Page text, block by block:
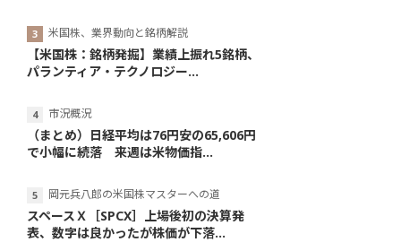
米国株、業界動向と銘柄解説
【米国株：銘柄発掘】業績上振れ5銘柄、
パランティア・テクノロジー...
市況概況
（まとめ）日経平均は76円安の65,606円
で小幅に続落 来週は米物価指...
岡元兵八郎の米国株マスターへの道
スペースＸ［SPCX］上場後初の決算発
表、数字は良かったが株価が下落...